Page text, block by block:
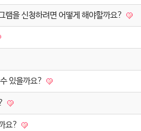
램을 신청하려면 어떻게 해야할까요?
있을까요?
요?